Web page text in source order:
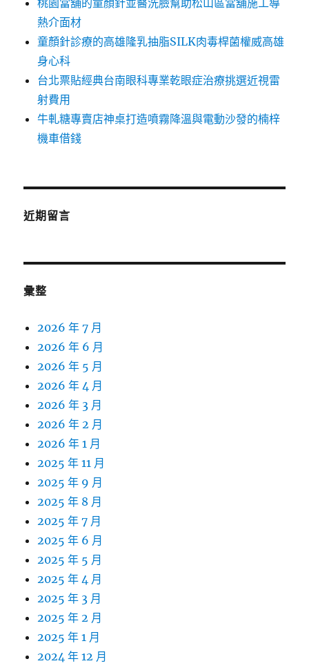
桃園當舖的童顏針並醫洗臉幫助松山區當舖施工導
熱介面材
童顏針診療的高雄隆乳抽脂SILK肉毒桿菌權威高雄
身心科
台北票貼經典台南眼科專業乾眼症治療挑選近視雷
射費用
牛軋糖專賣店神桌打造噴霧降溫與電動沙發的楠梓
機車借錢
近期留言
彙整
2026 年 7 月
2026 年 6 月
2026 年 5 月
2026 年 4 月
2026 年 3 月
2026 年 2 月
2026 年 1 月
2025 年 11 月
2025 年 9 月
2025 年 8 月
2025 年 7 月
2025 年 6 月
2025 年 5 月
2025 年 4 月
2025 年 3 月
2025 年 2 月
2025 年 1 月
2024 年 12 月